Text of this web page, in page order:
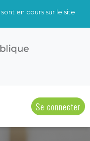
en cours sur le site
Se connecter